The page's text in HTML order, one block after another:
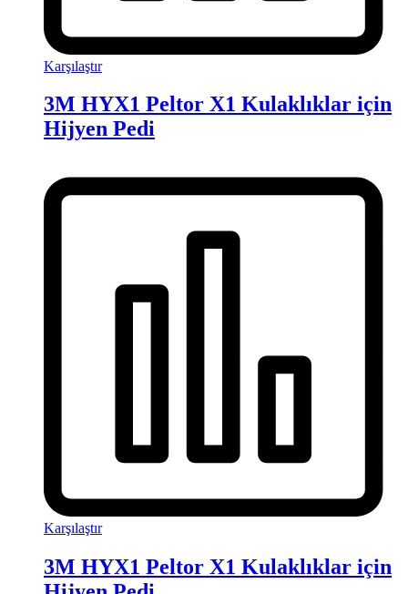
Karşılaştır
3M HYX1 Peltor X1 Kulaklıklar için
Hijyen Pedi
Karşılaştır
3M HYX1 Peltor X1 Kulaklıklar için